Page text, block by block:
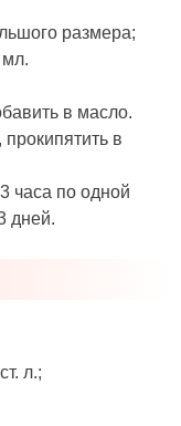
размера;
в масло.
в
часа по одной
дней.
л.;